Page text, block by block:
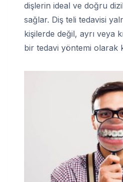
dişlerin ideal ve doğru
sağlar. Diş teli tedavisi
kişilerde değil, ayrı veya
bir tedavi yöntemi olarak